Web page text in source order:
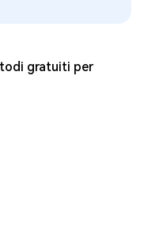
gratuiti per